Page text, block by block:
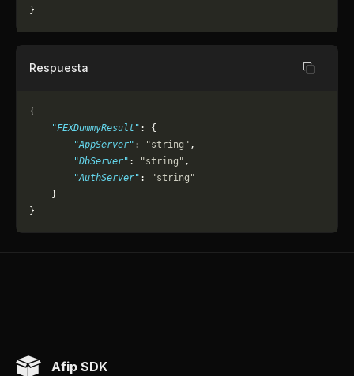
}
Respuesta Copiar
{
    "FEXDummyResult"
: {
        "AppServer"
: "string" ,
        "DbServer"
: "string" ,
        "AuthServer"
:
"string"
    }
}
Afip SDK